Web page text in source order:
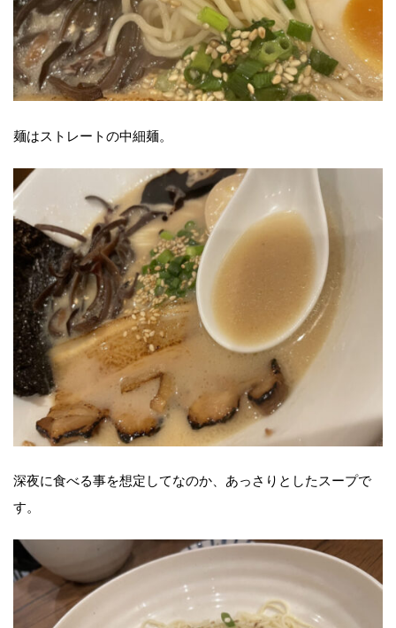
麺はストレートの中細麺。
深夜に食べる事を想定してなのか、あっさりとしたスープで
す。